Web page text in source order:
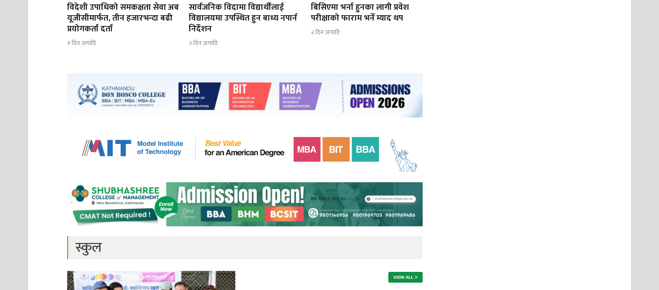
विदेशी उपाधिको समकक्षता सेवा अब
यूजीसीमार्फत, तीन हजारभन्दा बढी
प्रयोगकर्ता दर्ता
१ दिन अगाडि
सार्वजनिक विदामा विद्यार्थीलाई
विद्यालयमा उपस्थित हुन बाध्य नपार्न
निर्देशन
२ दिन अगाडि
बिसिएमा भर्ना हुनका लागी प्रवेश
परीक्षाको फाराम भर्ने म्याद थप
२ दिन अगाडि
स्कुल
VIEW ALL